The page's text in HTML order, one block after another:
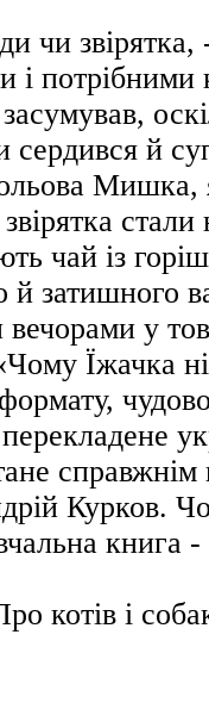
чи звірятка,
і
сердився й
Мишка,
чай із
затишного
у
Їжачка
справжнім
Курков.
книга
котів і